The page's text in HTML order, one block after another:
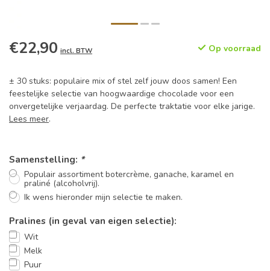
€22,90 incl. BTW Op voorraad
± 30 stuks: populaire mix of stel zelf jouw doos samen! Een
feestelijke selectie van hoogwaardige chocolade voor een
onvergetelijke verjaardag. De perfecte traktatie voor elke jarige.
Lees meer.
Samenstelling: *
Populair assortiment botercrème, ganache, karamel en
praliné (alcoholvrij).
Ik wens hieronder mijn selectie te maken.
Pralines (in geval van eigen selectie):
Wit
Melk
Puur